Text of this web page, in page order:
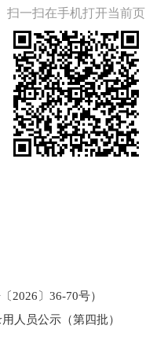
扫一扫在手机打开当前页
2026〕36-70号）
人员公示（第四批）